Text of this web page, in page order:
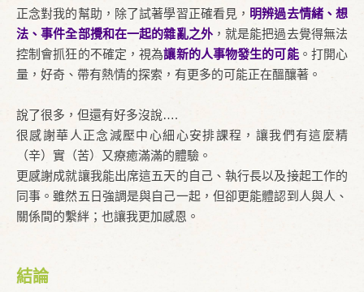
正念對我的幫助，除了試著學習正確看見， 明辨過去情緒、想
法、事件全部攪和在一起的雜亂之外，就是能把過去覺得無法
控制會抓狂的不確定，視為讓新的人事物發生的可能。打開心
量，好奇、帶有熱情的探索，有更多的可能正在醞釀著。
說了很多，但還有好多沒說….
很感謝華人正念減壓中心細心安排課程，讓我們有這麼精
（辛）實（苦）又療癒滿滿的體驗。
更感謝成就讓我能出席這五天的自己、執行長以及接起工作的
同事。雖然五日強調是與自己一起，但卻更能體認到人與人、
關係間的繫絆；也讓我更加感恩。
結論